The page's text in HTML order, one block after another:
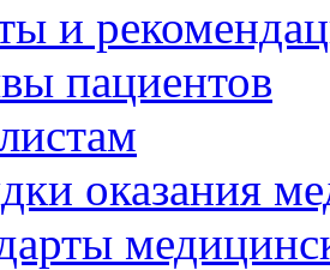
и
пациентов
оказания